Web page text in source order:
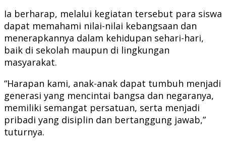
Ia berharap, melalui kegiatan tersebut para siswa
dapat memahami nilai-nilai kebangsaan dan
menerapkannya dalam kehidupan sehari-hari,
baik di sekolah maupun di lingkungan
masyarakat.
“Harapan kami, anak-anak dapat tumbuh menjadi
generasi yang mencintai bangsa dan negaranya,
memiliki semangat persatuan, serta menjadi
pribadi yang disiplin dan bertanggung jawab,”
tuturnya.